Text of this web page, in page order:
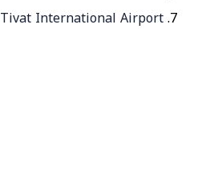
Tivat International Airport